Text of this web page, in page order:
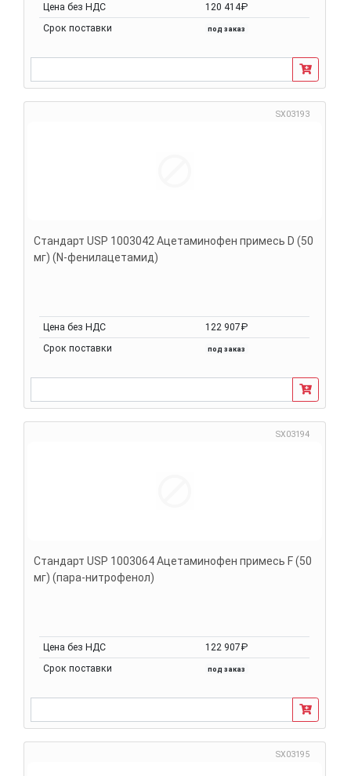
Цена без НДС
120 414₽
Срок поставки
под заказ
SX03193
Стандарт USP 1003042 Ацетаминофен примесь D (50
мг) (N-фенилацетамид)
Цена без НДС
122 907₽
Срок поставки
под заказ
SX03194
Стандарт USP 1003064 Ацетаминофен примесь F (50
мг) (пара-нитрофенол)
Цена без НДС
122 907₽
Срок поставки
под заказ
SX03195